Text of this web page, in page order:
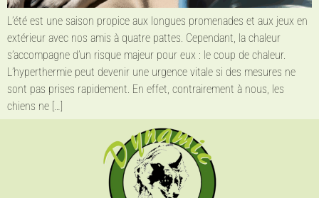
L’été est une saison propice aux longues promenades et aux jeux en
extérieur avec nos amis à quatre pattes. Cependant, la chaleur
s’accompagne d’un risque majeur pour eux : le coup de chaleur.
L’hyperthermie peut devenir une urgence vitale si des mesures ne
sont pas prises rapidement. En effet, contrairement à nous, les
chiens ne […]